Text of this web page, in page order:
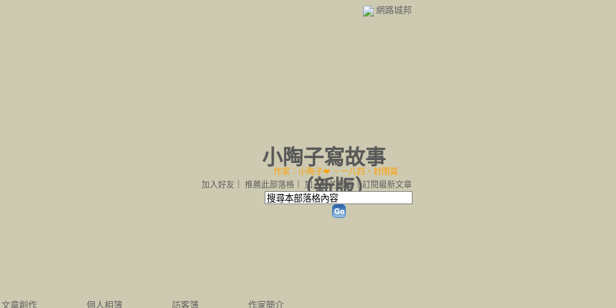
網路城邦
小陶子寫故事
（新版）
文章創作 個人相簿 訪客簿 作家簡介
加入好友 推薦此部落格 加入我的最愛 ｜訂閱最新文章
作家：小陶子❤ 、一八四、封閉篇